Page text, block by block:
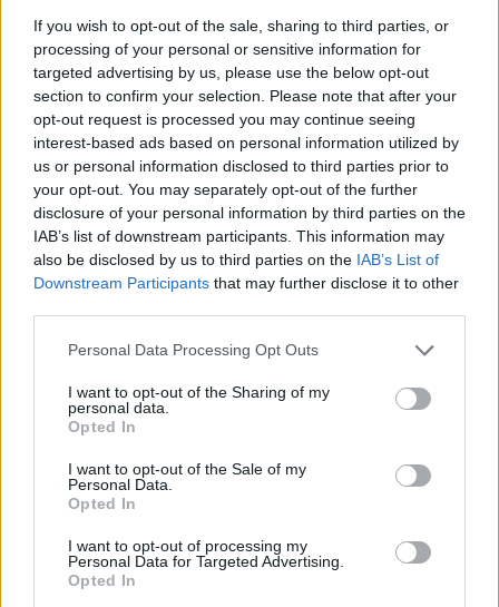
If you wish to opt-out of the sale, sharing to third parties, or
processing of your personal or sensitive information for
targeted advertising by us, please use the below opt-out
section to confirm your selection. Please note that after your
opt-out request is processed you may continue seeing
interest-based ads based on personal information utilized by
us or personal information disclosed to third parties prior to
your opt-out. You may separately opt-out of the further
disclosure of your personal information by third parties on the
IAB’s list of downstream participants. This information may
also be disclosed by us to third parties on the IAB’s List of
Downstream Participants that may further disclose it to other
Please note that this website/app uses one or more Google
not limited to your visit or usage behaviour. You may click to
grant or deny consent to Google and its third-party tags to
use your data for below specified purposes in below Google
consent section.
Personal Data Processing Opt Outs
I want to opt-out of the Sharing of my
personal data.
Opted In
I want to opt-out of the Sale of my
Personal Data.
Opted In
I want to opt-out of processing my
Personal Data for Targeted Advertising.
Opted In
AUTORE
Francesca Lombardi
Francesca Lombardi, fiorentina, prese appunti
tecnici dal primo box di un circuito toscano e
da allora firma approfondimenti sui motori. In
redazione sostiene un approccio metodico
alle prove su pista, cura il format 'tecnica e
cronaca' e conserva i fogli di appunti del
debutto tecnico in autodromo.